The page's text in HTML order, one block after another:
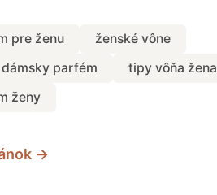
pre ženu
ženské vône
parfém
tipy vôňa žena
ženy
→